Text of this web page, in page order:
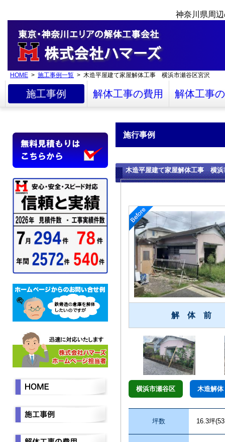
神奈川県周
HOME > 施工事例一覧 > 木造平屋建て家屋解体工事 横浜市瀬谷区宮沢
施工事例 解体工事の費用 解体工事
施行事例
木造平屋建て家屋解体工事 横浜
解 体 前
横浜市瀬谷区 木造解体
坪数 16.3坪